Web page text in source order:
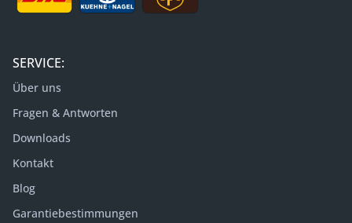
SERVICE:
Über uns
Fragen & Antworten
Downloads
Kontakt
Blog
Garantiebestimmungen